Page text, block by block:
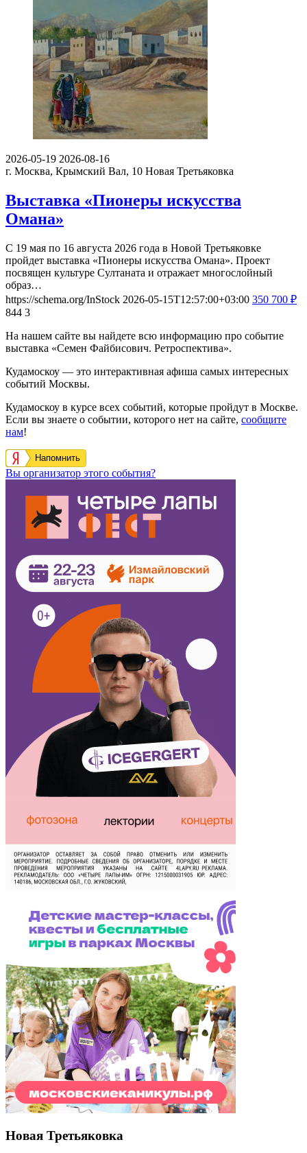
2026-05-19 2026-08-16
г. Москва, Крымский Вал, 10 Новая Третьяковка
Выставка «Пионеры искусства
Омана»
С 19 мая по 16 августа 2026 года в Новой Третьяковке
пройдет выставка «Пионеры искусства Омана». Проект
посвящен культуре Султаната и отражает многослойный
образ…
https://schema.org/InStock 2026-05-15T12:57:00+03:00 350 700 ₽
844 3
На нашем сайте вы найдете всю информацию про событие
выставка «Семен Файбисович. Ретроспектива».
Кудамоскоу — это интерактивная афиша самых интересных
событий Москвы.
Кудамоскоу в курсе всех событий, которые пройдут в Москве.
Если вы знаете о событии, которого нет на сайте, сообщите
нам!
Напомнить
Вы организатор этого события?
Новая Третьяковка